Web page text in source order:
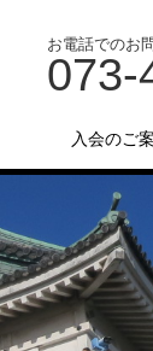
お電話でのお
073-
入会のご